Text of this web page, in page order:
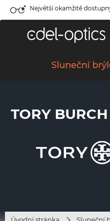
Největší okamžitě
Sluneční
TORY